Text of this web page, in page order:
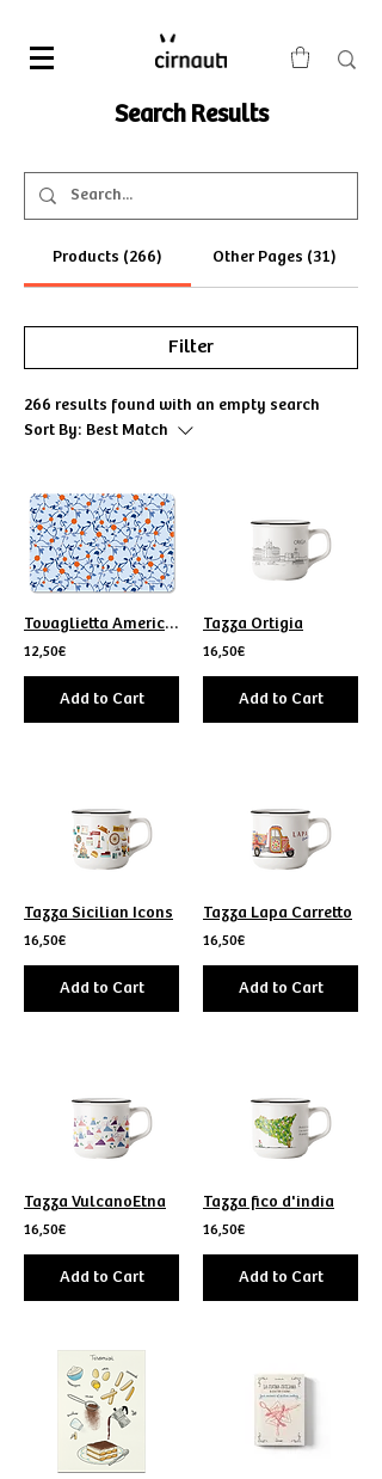
Search Results
Products (266) Other Pages (31)
Filter
266 results found with an empty search
Sort By: Best Match
Tovaglietta Americana arance di Sicilia
12,50€
Add to Cart
Tazza Ortigia
16,50€
Add to Cart
Tazza Sicilian Icons
16,50€
Add to Cart
Tazza Lapa Carretto
16,50€
Add to Cart
Tazza VulcanoEtna
16,50€
Add to Cart
Tazza fico d'india
16,50€
Add to Cart